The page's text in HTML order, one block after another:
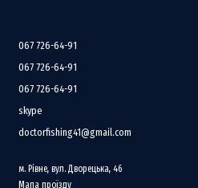
067 726-64-91
067 726-64-91
067 726-64-91
skype
doctorfishing41@gmail.com
м. Рівне, вул. Дворецька, 46
Мапа проїзду